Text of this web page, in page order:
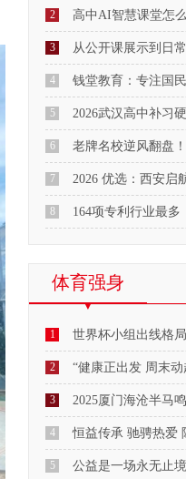
2 高中AI智慧课堂怎
3 从公开课展示到日
4 钱堂教育：专注国
5 2026武汉高中补习
6 老牌名校逆风翻盘
7 2026 优选：西安启
8 164项专利行业最多
体育强身
1 世界杯小组出线格
2 “健康正出发 周末
3 2025厦门海沧半马
4 恒益传承 驰骋热爱
5 公益是一场永无止